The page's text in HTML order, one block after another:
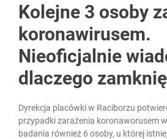
Kolejne 3 osoby
koronawirusem.
Nieoficjalnie
dlaczego
Dyrekcja placówki w Raciborzu
przypadki zarażenia koronaworusem
badania również 6 osoby, u której